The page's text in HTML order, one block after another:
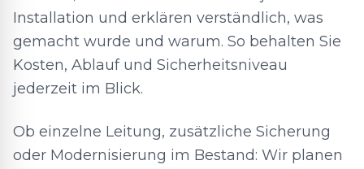
Installation und erklären verständlich, was
gemacht wurde und warum. So behalten Sie
Kosten, Ablauf und Sicherheitsniveau
jederzeit im Blick.
Ob einzelne Leitung, zusätzliche Sicherung
oder Modernisierung im Bestand: Wir planen